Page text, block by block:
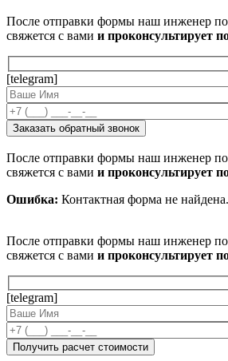
После отправки формы наш инженер по
свяжется с вами и проконсультирует
[telegram]
После отправки формы наш инженер по
свяжется с вами и проконсультирует
Ошибка: Контактная форма не найдена.
После отправки формы наш инженер по
свяжется с вами и проконсультирует
[telegram]